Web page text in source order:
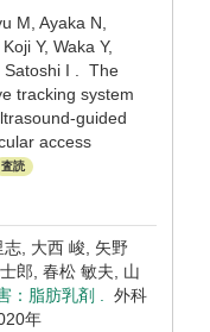
M, Ayaka N,
Y, Waka Y,
Satoshi I . The
tracking system
guided
access
査読
, 大西 峻, 矢野
郎, 春松 敏夫, 山
：脂肪乳剤 . 外科
年